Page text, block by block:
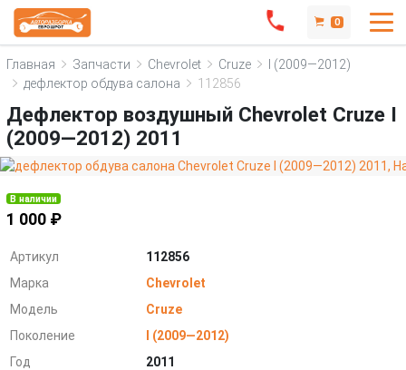
0
Главная Запчасти Chevrolet Cruze
I (2009—2012)
дефлектор обдува салона
112856
Дефлектор воздушный Chevrolet Cruze I
(2009—2012) 2011
В наличии
1 000 ₽
Артикул
112856
Марка
Chevrolet
Модель
Cruze
Поколение
I (2009—2012)
Год
2011